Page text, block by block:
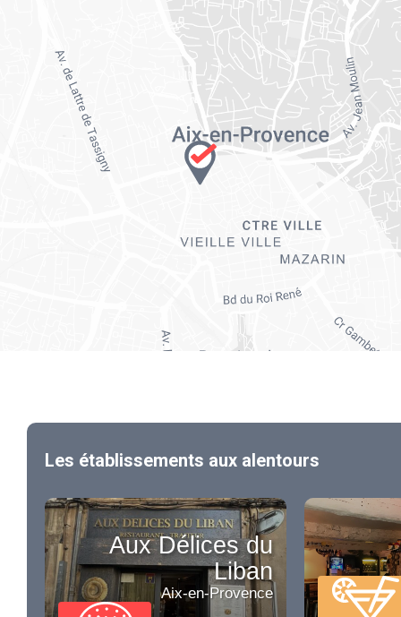
Les établissements aux alentours
Aux Délices du
Liban
Aix-en-Provence